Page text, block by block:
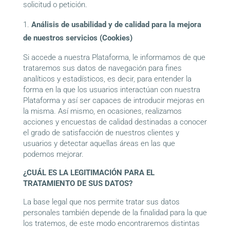
solicitud o petición.
Análisis de usabilidad y de calidad para la mejora
de nuestros servicios (Cookies)
Si accede a nuestra Plataforma, le informamos de que
trataremos sus datos de navegación para fines
analíticos y estadísticos, es decir, para entender la
forma en la que los usuarios interactúan con nuestra
Plataforma y así ser capaces de introducir mejoras en
la misma. Así mismo, en ocasiones, realizamos
acciones y encuestas de calidad destinadas a conocer
el grado de satisfacción de nuestros clientes y
usuarios y detectar aquellas áreas en las que
podemos mejorar.
¿CUÁL ES LA LEGITIMACIÓN PARA EL
TRATAMIENTO DE SUS DATOS?
La base legal que nos permite tratar sus datos
personales también depende de la finalidad para la que
los tratemos, de este modo encontraremos distintas